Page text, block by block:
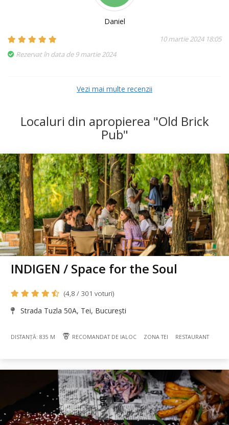
Daniel
10 martie 2024 18:05
Rezervat în data de 9 martie 2024
Vezi mai multe recenzii
Localuri din apropierea "Old Brick
Pub"
INDIGEN / Space for the Soul
(4,8 / 301 voturi)
Strada Tuzla 50A, Tei, București
DISTANȚĂ: 835 M RECOMANDAT DE IALOC ZONA TEI RESTAURANT